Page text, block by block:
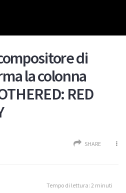
di
la colonna
RED
SHARE
Tempo di lettura: 2 minuti